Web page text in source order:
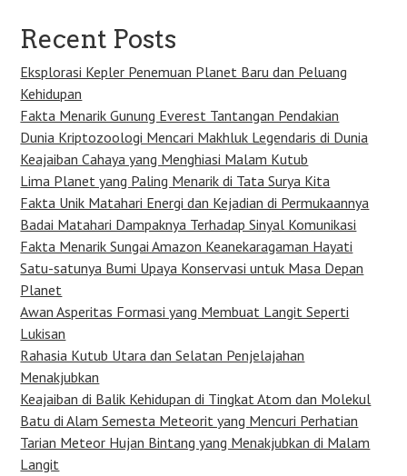
Recent Posts
Eksplorasi Kepler Penemuan Planet Baru dan Peluang
Kehidupan
Fakta Menarik Gunung Everest Tantangan Pendakian
Dunia Kriptozoologi Mencari Makhluk Legendaris di Dunia
Keajaiban Cahaya yang Menghiasi Malam Kutub
Lima Planet yang Paling Menarik di Tata Surya Kita
Fakta Unik Matahari Energi dan Kejadian di Permukaannya
Badai Matahari Dampaknya Terhadap Sinyal Komunikasi
Fakta Menarik Sungai Amazon Keanekaragaman Hayati
Satu-satunya Bumi Upaya Konservasi untuk Masa Depan
Planet
Awan Asperitas Formasi yang Membuat Langit Seperti
Lukisan
Rahasia Kutub Utara dan Selatan Penjelajahan
Menakjubkan
Keajaiban di Balik Kehidupan di Tingkat Atom dan Molekul
Batu di Alam Semesta Meteorit yang Mencuri Perhatian
Tarian Meteor Hujan Bintang yang Menakjubkan di Malam
Langit